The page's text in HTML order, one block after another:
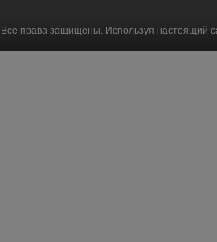
. Все права защищены. Используя настоящий